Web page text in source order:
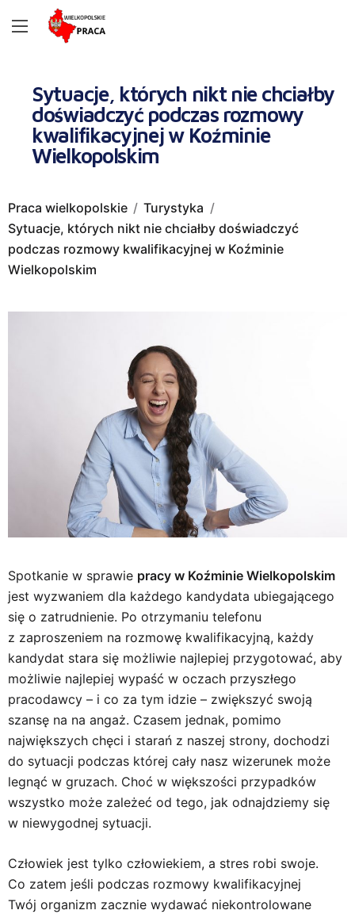
Sytuacje, których nikt nie chciałby
doświadczyć podczas rozmowy
kwalifikacyjnej w Koźminie
Wielkopolskim
Praca wielkopolskie
Turystyka
Sytuacje, których nikt nie chciałby doświadczyć
podczas rozmowy kwalifikacyjnej w Koźminie
Wielkopolskim
Spotkanie w sprawie pracy w Koźminie Wielkopolskim
jest wyzwaniem dla każdego kandydata ubiegającego
się o zatrudnienie. Po otrzymaniu telefonu
z zaproszeniem na rozmowę kwalifikacyjną, każdy
kandydat stara się możliwie najlepiej przygotować, aby
możliwie najlepiej wypaść w oczach przyszłego
pracodawcy – i co za tym idzie – zwiększyć swoją
szansę na na angaż. Czasem jednak, pomimo
największych chęci i starań z naszej strony, dochodzi
do sytuacji podczas której cały nasz wizerunek może
legnąć w gruzach. Choć w większości przypadków
wszystko może zależeć od tego, jak odnajdziemy się
w niewygodnej sytuacji.
Człowiek jest tylko człowiekiem, a stres robi swoje.
Co zatem jeśli podczas rozmowy kwalifikacyjnej
Twój organizm zacznie wydawać niekontrolowane